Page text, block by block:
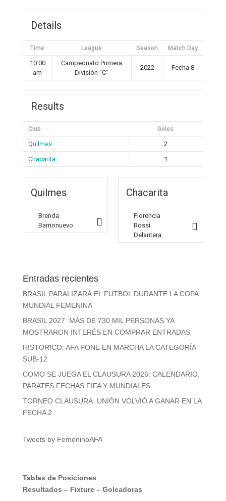
Details
Time League Season Match Day
10:00
am
Campeonato Primera
División "C"
2022 Fecha 8
Results
Club Goles
Quilmes
2
Chacarita
1
Quilmes
Brenda
Barrionuevo
Chacarita
Florencia
Rossi
Delantera
Entradas recientes
BRASIL PARALIZARÁ EL FUTBOL DURANTE LA COPA
MUNDIAL FEMENINA
BRASIL 2027: MÁS DE 730 MIL PERSONAS YA
MOSTRARON INTERÉS EN COMPRAR ENTRADAS
HISTORICO: AFA PONE EN MARCHA LA CATEGORÍA
SUB-12
COMO SE JUEGA EL CLAUSURA 2026: CALENDARIO,
PARATES FECHAS FIFA Y MUNDIALES
TORNEO CLAUSURA: UNIÓN VOLVIÓ A GANAR EN LA
FECHA 2
Tweets by FemeninoAFA
Tablas de Posiciones
Resultados – Fixture– Goleadoras